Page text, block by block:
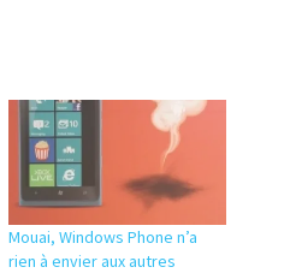
Mouai, Windows Phone n’a
rien à envier aux autres